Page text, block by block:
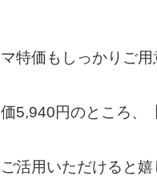
特価もしっかりご用
5,940円のところ、
活用いただけると嬉